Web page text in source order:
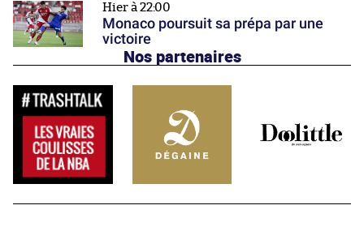
Hier à 22:00
Monaco poursuit sa prépa par une
victoire
Nos partenaires